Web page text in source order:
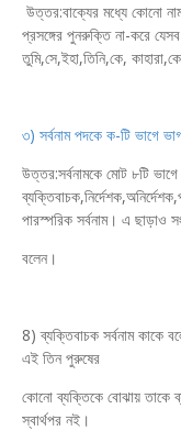
উত্তর:বাক্যের মধ্যে কোনো
প্রসঙ্গের পুনরুক্তি না-করে
তুমি,সে,ইহা,তিনি,কে,
৩) সর্বনাম পদকে ক-টি ভাগে
উত্তর:সর্বনামকে মোট ৮টি
পারস্পরিক সর্বনাম। এ ছাড়াও
বলেন।
8) ব্যক্তিবাচক সর্বনাম কাকে
এই তিন পুরুষের
কোনো ব্যক্তিকে বোঝায় তাকে
স্বার্থপর নই।